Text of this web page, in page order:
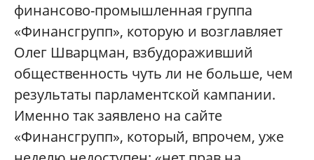
финансово-промышленная группа
«Финансгрупп», которую и возглавляет
Олег Шварцман, взбудораживший
общественность чуть ли не больше, чем
результаты парламентской кампании.
Именно так заявлено на сайте
«Финансгрупп», который, впрочем, уже